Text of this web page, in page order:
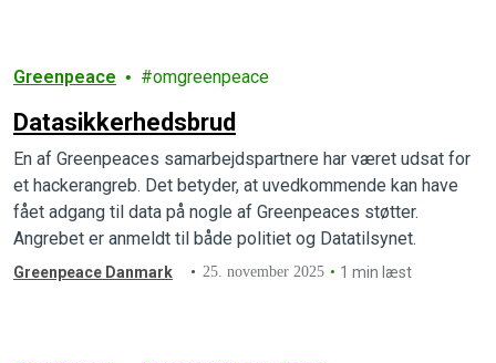
Greenpeace omgreenpeace
Datasikkerhedsbrud
En af Greenpeaces samarbejdspartnere har været udsat for
et hackerangreb. Det betyder, at uvedkommende kan have
fået adgang til data på nogle af Greenpeaces støtter.
Angrebet er anmeldt til både politiet og Datatilsynet.
Greenpeace Danmark 25. november 2025 1 min læst